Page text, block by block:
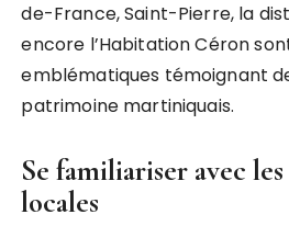
de-France, Saint-Pierre, la
encore l’Habitation Céron
emblématiques témoignant
patrimoine martiniquais.
Se familiariser avec
locales